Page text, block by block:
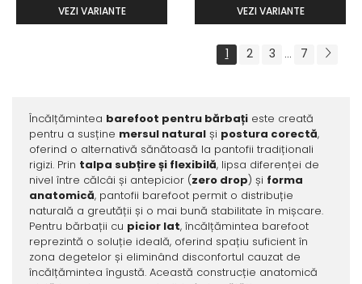
VEZI VARIANTE VEZI VARIANTE
1 2 3 ... 7
Încălțămintea barefoot pentru bărbațieste creată
pentru a susține mersul naturalși postura corectă,
oferind o alternativă sănătoasă la pantofii tradiționali
rigizi. Prin talpa subțire și flexibilă, lipsa diferenței de
nivel între călcâi și antepicior (zero drop) și forma
anatomică, pantofii barefoot permit o distribuție
naturală a greutății și o mai bună stabilitate în mișcare.
Pentru bărbații cu picior lat, încălțămintea barefoot
reprezintă o soluție ideală, oferind spațiu suficient în
zona degetelor și eliminând disconfortul cauzat de
încălțămintea îngustă. Această construcție anatomică